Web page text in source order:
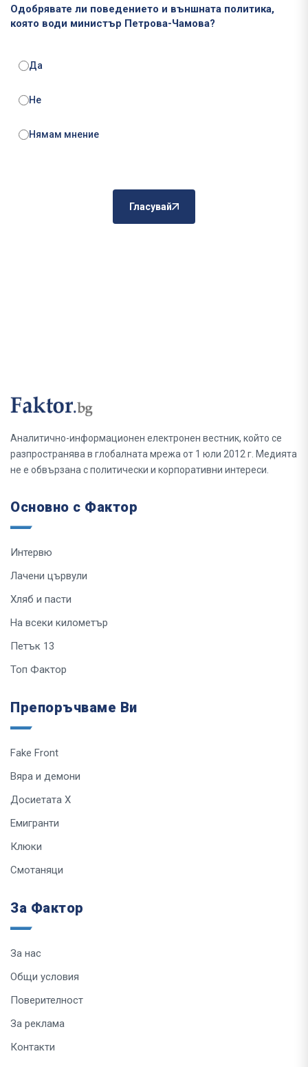
Одобрявате ли поведението и външната политика,
която води министър Петрова-Чамова?
Да
Не
Нямам мнение
Гласувай
Аналитично-информационен електронен вестник, който се
разпространява в глобалната мрежа от 1 юли 2012 г. Медията
не е обвързана с политически и корпоративни интереси.
Основно с Фактор
Интервю
Лачени цървули
Хляб и пасти
На всеки километър
Петък 13
Топ Фактор
Препоръчваме Ви
Fake Front
Вяра и демони
Досиетата Х
Емигранти
Клюки
Смотаняци
За Фактор
За нас
Общи условия
Поверителност
За реклама
Контакти